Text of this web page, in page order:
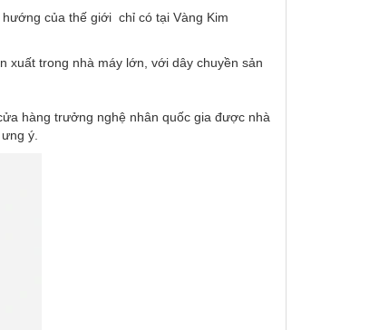
của thế giới chỉ có tại Vàng Kim
xuất trong nhà máy lớn, với dây chuyền sản
hàng trưởng nghệ nhân quốc gia được nhà
ý.